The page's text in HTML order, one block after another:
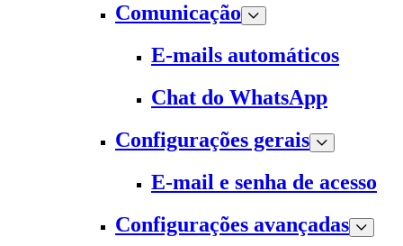
Comunicação
E-mails automáticos
Chat do WhatsApp
Configurações gerais
E-mail e senha de acesso
Configurações avançadas